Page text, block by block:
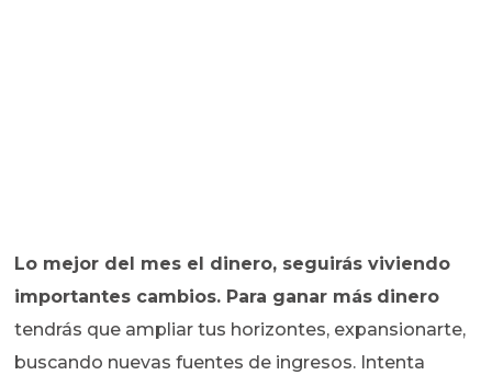
Lo mejor del mes el dinero, seguirás viviendo
importantes cambios. Para ganar más dinero
tendrás que ampliar tus horizontes, expansionarte,
buscando nuevas fuentes de ingresos. Intenta